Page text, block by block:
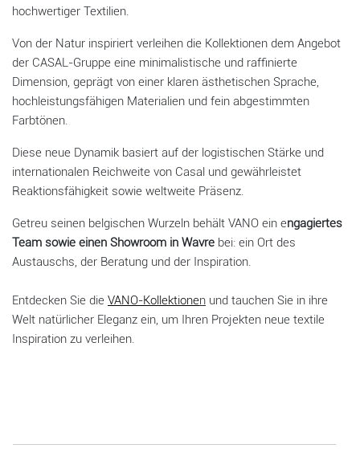
hochwertiger Textilien.
Von der Natur inspiriert verleihen die Kollektionen dem Angebot
der CASAL-Gruppe eine minimalistische und raffinierte
Dimension, geprägt von einer klaren ästhetischen Sprache,
hochleistungsfähigen Materialien und fein abgestimmten
Farbtönen.
Diese neue Dynamik basiert auf der logistischen Stärke und
internationalen Reichweite von Casal und gewährleistet
Reaktionsfähigkeit sowie weltweite Präsenz.
Getreu seinen belgischen Wurzeln behält VANO ein engagiertes
Team sowie einen Showroom in Wavre bei: ein Ort des
Austauschs, der Beratung und der Inspiration.
Entdecken Sie die VANO-Kollektionen und tauchen Sie in ihre
Welt natürlicher Eleganz ein, um Ihren Projekten neue textile
Inspiration zu verleihen.